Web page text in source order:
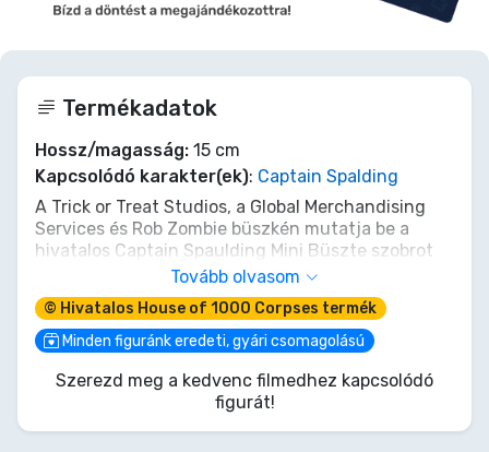
Termékadatok
Hossz/magasság: 15 cm
Kapcsolódó karakter(ek): Captain Spalding
A Trick or Treat Studios, a Global Merchandising
Services és Rob Zombie büszkén mutatja be a
hivatalos Captain Spaulding Mini Büszte szobrot
Rob Zombie kultikus klasszikusából, a House of
1,000 Corpses-ból.
Ez a lenyűgöző büszte műgyantából készült és
aprólékosan, tökéletesen festett. Ráadásul a
büszte egy talapzathoz van rögzítve, így
kiállíthatod otthonodban, irodádban vagy bárhol,
Tovább olvasom
© Hivatalos House of 1000 Corpses termék
Minden figuránk eredeti, gyári csomagolású
Szerezd meg a kedvenc filmedhez kapcsolódó
figurát!